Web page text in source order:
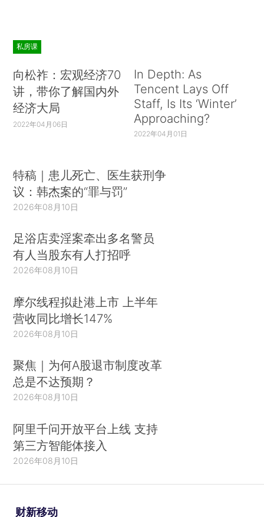
私房课
向松祚：宏观经济70
讲，带你了解国内外
经济大局
2022年04月06日
In Depth: As
Tencent Lays Off
Staff, Is Its ‘Winter’
Approaching?
2022年04月01日
特稿｜患儿死亡、医生获刑争
议：韩杰案的“罪与罚”
2026年08月10日
足浴店卖淫案牵出多名警员
有人当股东有人打招呼
2026年08月10日
摩尔线程拟赴港上市 上半年
营收同比增长147%
2026年08月10日
聚焦｜为何A股退市制度改革
总是不达预期？
2026年08月10日
阿里千问开放平台上线 支持
第三方智能体接入
2026年08月10日
财新移动